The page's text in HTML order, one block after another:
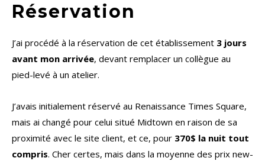
Réservation
J’ai procédé à la réservation de cet établissement 3 jours
avant mon arrivée, devant remplacer un collègue au
pied-levé à un atelier.
J’avais initialement réservé au Renaissance Times Square,
mais ai changé pour celui situé Midtown en raison de sa
proximité avec le site client, et ce, pour 370$ la nuit tout
compris. Cher certes, mais dans la moyenne des prix new-